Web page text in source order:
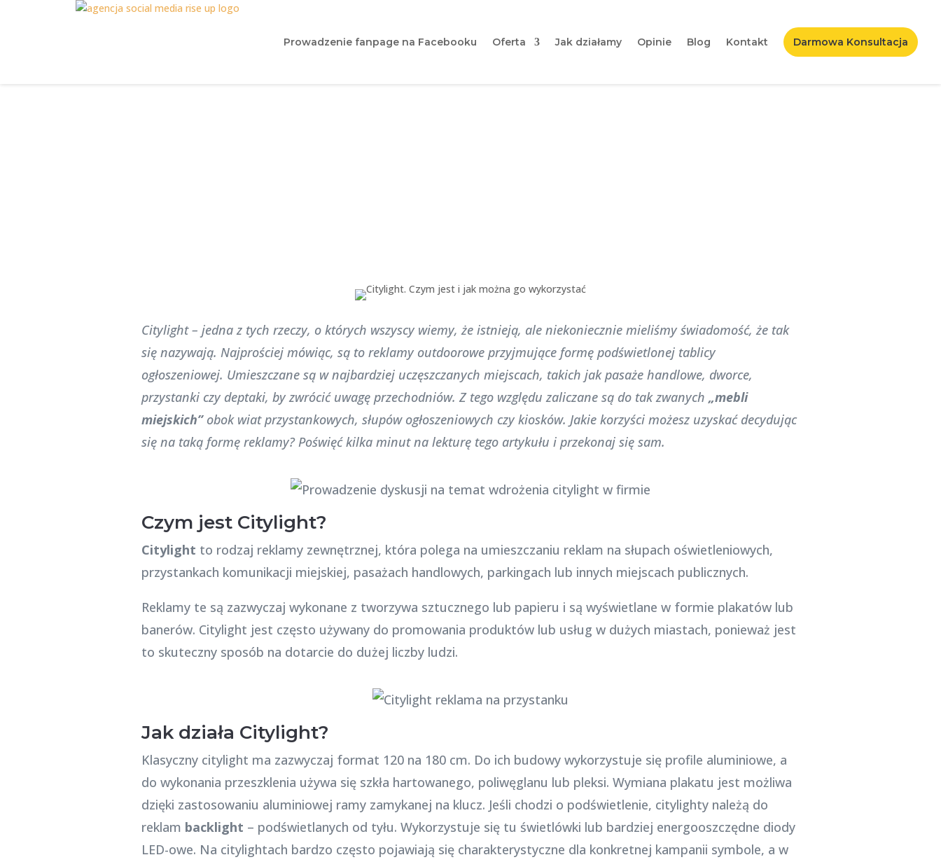
Prowadzenie fanpage na Facebooku Oferta Jak działamy Opinie Blog Kontakt Darmowa Konsultacja
Citylight – jedna z tych rzeczy, o których wszyscy wiemy, że istnieją, ale niekoniecznie mieliśmy świadomość, że tak
się nazywają. Najprościej mówiąc, są to reklamy outdoorowe przyjmujące formę podświetlonej tablicy
ogłoszeniowej. Umieszczane są w najbardziej uczęszczanych miejscach, takich jak pasaże handlowe, dworce,
przystanki czy deptaki, by zwrócić uwagę przechodniów. Z tego względu zaliczane są do tak zwanych „mebli
miejskich” obok wiat przystankowych, słupów ogłoszeniowych czy kiosków. Jakie korzyści możesz uzyskać decydując
się na taką formę reklamy? Poświęć kilka minut na lekturę tego artykułu i przekonaj się sam.
Czym jest Citylight?
Citylight to rodzaj reklamy zewnętrznej, która polega na umieszczaniu reklam na słupach oświetleniowych,
przystankach komunikacji miejskiej, pasażach handlowych, parkingach lub innych miejscach publicznych.
Reklamy te są zazwyczaj wykonane z tworzywa sztucznego lub papieru i są wyświetlane w formie plakatów lub
banerów. Citylight jest często używany do promowania produktów lub usług w dużych miastach, ponieważ jest
to skuteczny sposób na dotarcie do dużej liczby ludzi.
Jak działa Citylight?
Klasyczny citylight ma zazwyczaj format 120 na 180 cm. Do ich budowy wykorzystuje się profile aluminiowe, a
do wykonania przeszklenia używa się szkła hartowanego, poliwęglanu lub pleksi. Wymiana plakatu jest możliwa
dzięki zastosowaniu aluminiowej ramy zamykanej na klucz. Jeśli chodzi o podświetlenie, citylighty należą do
reklam backlight – podświetlanych od tyłu. Wykorzystuje się tu świetlówki lub bardziej energooszczędne diody
LED-owe. Na citylightach bardzo często pojawiają się charakterystyczne dla konkretnej kampanii symbole, a w